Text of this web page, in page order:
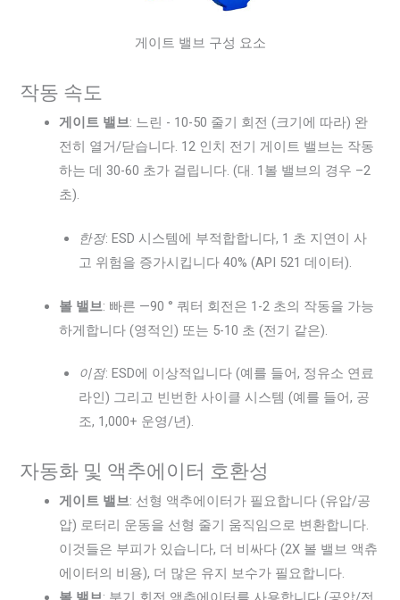
게이트 밸브 구성 요소
작동 속도
게이트 밸브: 느린 - 10-50 줄기 회전 (크기에 따라) 완
전히 열거/닫습니다. 12 인치 전기 게이트 밸브는 작동
하는 데 30-60 초가 걸립니다. (대. 1볼 밸브의 경우 –2
초).
한정: ESD 시스템에 부적합합니다, 1 초 지연이 사
고 위험을 증가시킵니다 40% (API 521 데이터).
볼 밸브: 빠른 —90 ° 쿼터 회전은 1-2 초의 작동을 가능
하게합니다 (영적인) 또는 5-10 초 (전기 같은).
이점: ESD에 이상적입니다 (예를 들어, 정유소 연료
라인) 그리고 빈번한 사이클 시스템 (예를 들어, 공
조, 1,000+ 운영/년).
자동화 및 액추에이터 호환성
게이트 밸브: 선형 액추에이터가 필요합니다 (유압/공
압) 로터리 운동을 선형 줄기 움직임으로 변환합니다.
이것들은 부피가 있습니다, 더 비싸다 (2X 볼 밸브 액츄
에이터의 비용), 더 많은 유지 보수가 필요합니다.